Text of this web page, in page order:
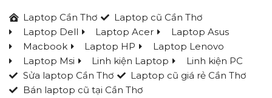
Laptop Cần Thơ
Laptop cũ Cần Thơ
Laptop Dell
Laptop Acer
Laptop Asus
Macbook
Laptop HP
Laptop Lenovo
Laptop Msi
Linh kiện Laptop
Linh kiện PC
Sửa laptop Cần Thơ
Laptop cũ giá rẻ Cần Thơ
Bán laptop cũ tại Cần Thơ